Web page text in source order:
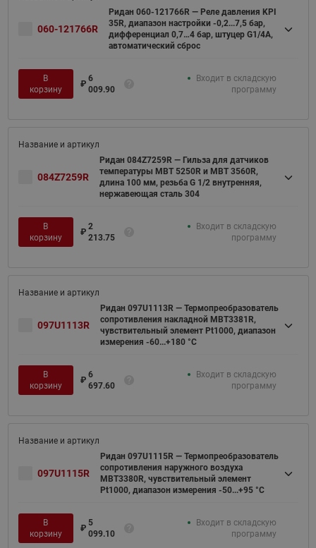
060-121766R
Ридан 060-121766R — Реле давления KPI
35R, диапазон настройки -0,2...7,5 бар,
дифференциал 0,7…4 бар, штуцер G1/4А,
автоматический сброс
В
корзину
₽
6
009.90
Входит в складскую
программу
084Z7259R
Ридан 084Z7259R — Гильза для датчиков
температуры MBT 5250R и MBT 3560R,
длина 100 мм, резьба G 1/2 внутренняя,
нержавеющая сталь 304
В
корзину
₽
2
213.75
Входит в складскую
программу
097U1113R
Ридан 097U1113R — Термопреобразователь
сопротивления накладной MBT3381R,
чувствительный элемент Pt1000, диапазон
измерения -60...+180 °С
В
корзину
₽
6
697.60
Входит в складскую
программу
097U1115R
Ридан 097U1115R — Термопреобразователь
сопротивления наружного воздуха
MBT3380R, чувствительный элемент
Pt1000, диапазон измерения -50...+95 °С
В
корзину
₽
5
099.10
Входит в складскую
программу